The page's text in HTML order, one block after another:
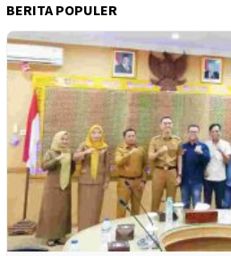
BERITA POPULER